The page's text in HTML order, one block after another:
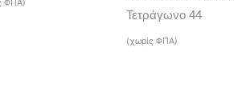
ΦΠΑ)
Τετράγωνο 44
(χωρίς ΦΠΑ)